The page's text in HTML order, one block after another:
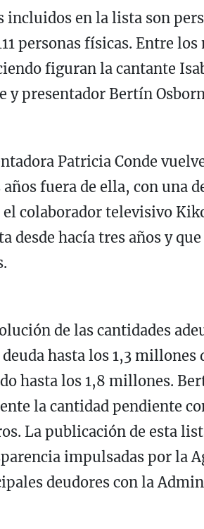
incluidos en la lista son
personas físicas. Entre
figuran la cantante
y presentador Bertín
Patricia Conde
fuera de ella, con una
colaborador televisivo
desde hacía tres años y
de las cantidades
hasta los 1,3 millones
hasta los 1,8 millones.
la cantidad pendiente
La publicación de esta
impulsadas por la
deudores con la